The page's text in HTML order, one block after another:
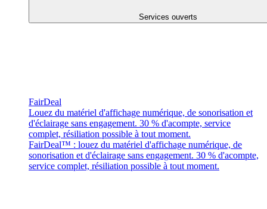
Services ouverts
FairDeal
Louez du matériel d'affichage numérique, de sonorisation et
d'éclairage sans engagement. 30 % d'acompte, service
complet, résiliation possible à tout moment.
FairDeal™ : louez du matériel d'affichage numérique, de
sonorisation et d'éclairage sans engagement. 30 % d'acompte,
service complet, résiliation possible à tout moment.